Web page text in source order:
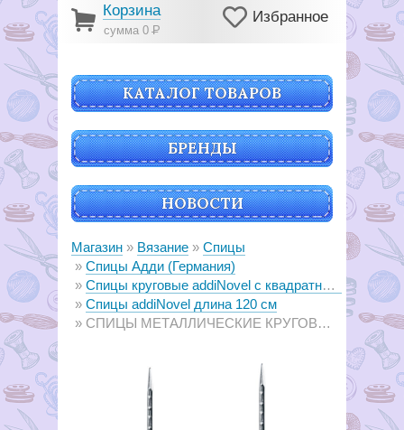
Корзина
сумма 0Р
Избранное
КАТАЛОГ ТОВАРОВ
БРЕНДЫ
НОВОСТИ
Магазин Вязание
Спицы
Спицы Адди (Германия)
Спицы круговые аddiNovel с квадратным сечением
Спицы аddiNovel длина 120 см
СПИЦЫ МЕТАЛЛИЧЕСКИЕ КРУГОВЫЕ СУПЕРГЛАДКИЕ C КВАДРАТНЫМ КОНЧИКОМ ADDINOVEL, №2.75, 120 СМ